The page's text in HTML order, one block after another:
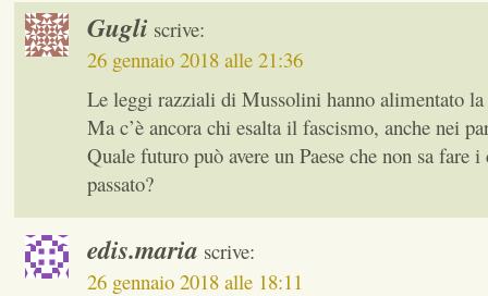
Gugli scrive:
26 gennaio 2018 alle 21:36
Le leggi razziali di Mussolini hanno alimentato la
Ma c’è ancora chi esalta il fascismo, anche nei
Quale futuro può avere un Paese che non sa fare
passato?
edis.maria scrive:
26 gennaio 2018 alle 18:11